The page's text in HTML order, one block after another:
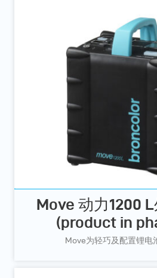
Move 动力1200
(product in
Move为轻巧及配置锂电